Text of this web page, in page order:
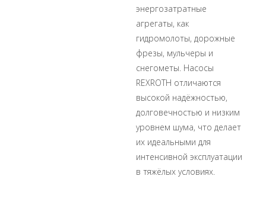
энергозатратные
агрегаты, как
гидромолоты, дорожные
фрезы, мульчеры и
снегометы. Насосы
REXROTH отличаются
высокой надёжностью,
долговечностью и низким
уровнем шума, что делает
их идеальными для
интенсивной эксплуатации
в тяжёлых условиях.